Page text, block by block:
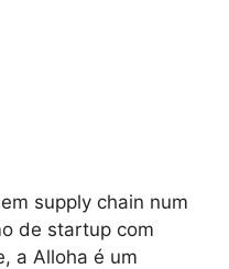
supply chain num
de startup com
a Alloha é um